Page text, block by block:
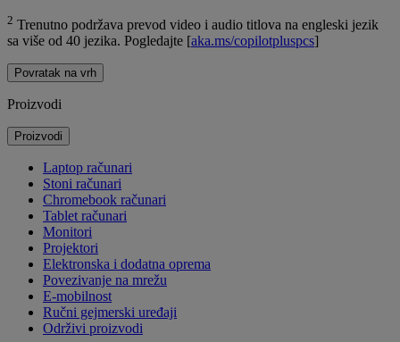
2 Trenutno podržava prevod video i audio titlova na engleski jezik
sa više od 40 jezika. Pogledajte [aka.ms/copilotpluspcs]
Povratak na vrh
Proizvodi
Proizvodi
Laptop računari
Stoni računari
Chromebook računari
Tablet računari
Monitori
Projektori
Elektronska i dodatna oprema
Povezivanje na mrežu
E-mobilnost
Ručni gejmerski uređaji
Održivi proizvodi